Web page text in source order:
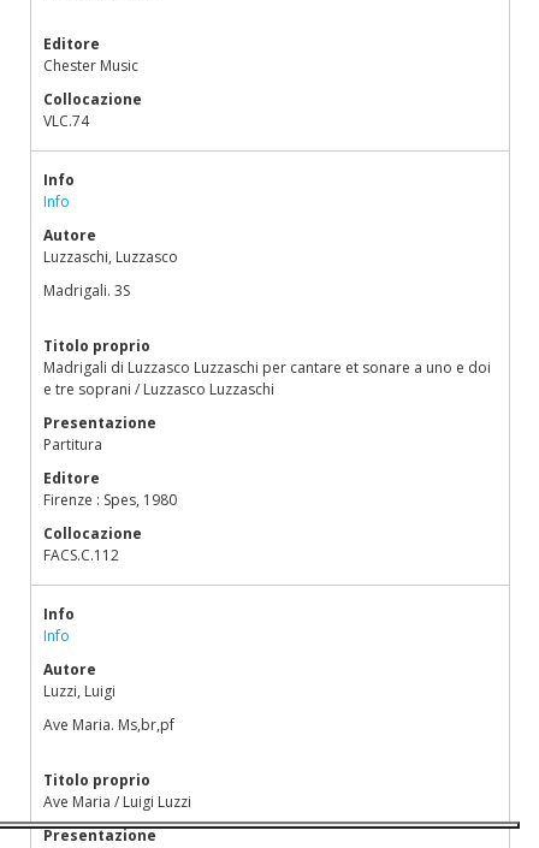
Editore
Chester Music
Collocazione
VLC.74
Info
Info
Autore
Luzzaschi, Luzzasco
Madrigali. 3S
Titolo proprio
Madrigali di Luzzasco Luzzaschi per cantare et sonare a uno e doi
e tre soprani / Luzzasco Luzzaschi
Presentazione
Partitura
Editore
Firenze : Spes, 1980
Collocazione
FACS.C.112
Info
Info
Autore
Luzzi, Luigi
Ave Maria. Ms,br,pf
Titolo proprio
Ave Maria / Luigi Luzzi
Presentazione